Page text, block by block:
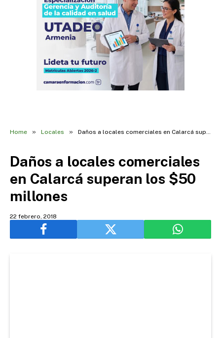
Home » Locales » Daños a locales comerciales en Calarcá superan los $50 millones
Daños a locales comerciales
en Calarcá superan los $50
millones
22 febrero, 2018